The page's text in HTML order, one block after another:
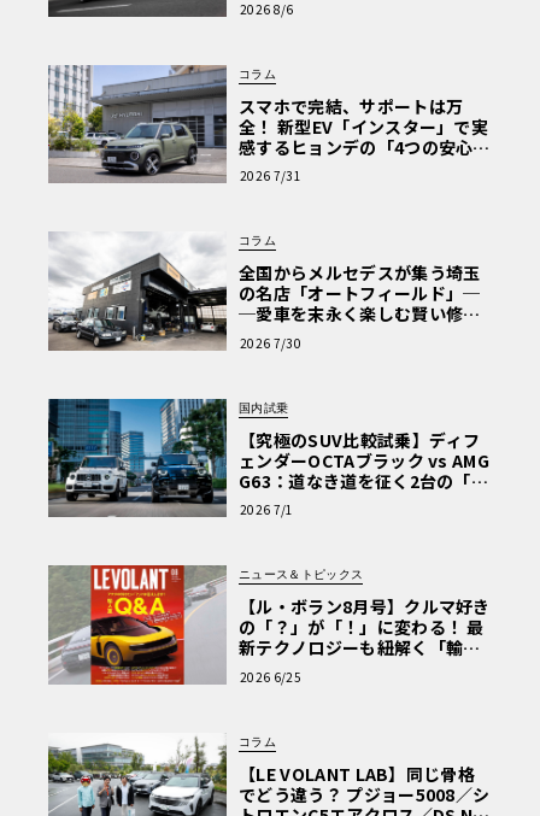
な走り〈PR〉
2026 8/6
コラム
スマホで完結、サポートは万
全！ 新型EV「インスター」で実
感するヒョンデの「4つの安心」
【第1回・ヒョンデ6つの疑問：
Why? Hyundai?】〈PR〉
2026 7/31
コラム
全国からメルセデスが集う埼玉
の名店「オートフィールド」─
─愛車を末永く楽しむ賢い修理
術と、プロがフックス製オイル
を選ぶ理由〈PR〉
2026 7/30
国内試乗
【究極のSUV比較試乗】ディフ
ェンダーOCTAブラック vs AMG
G63：道なき道を征く2台の「対
極的アプローチ」
2026 7/1
ニュース＆トピックス
【ル・ボラン8月号】クルマ好き
の「？」が「！」に変わる！ 最
新テクノロジーも紐解く「輸入
車Q&A」
2026 6/25
コラム
【LE VOLANT LAB】同じ骨格
でどう違う？ プジョー5008／シ